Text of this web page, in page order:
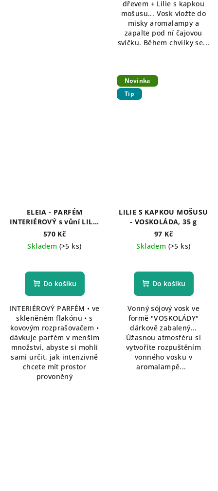
dřevem + Lilie s kapkou
mošusu... Vosk vložte do
misky aromalampy a
zapalte pod ní čajovou
svíčku. Během chvilky se...
ELEIA - PARFÉM
INTERIÉROVÝ s vůní LILIE
S KAPKOU MOŠUSU, 100
570 Kč
Skladem (>5 ks)
Do košíku
INTERIÉROVÝ PARFÉM • ve
skleněném flakónu • s
kovovým rozprašovačem •
dávkuje parfém v menším
množství, abyste si mohli
sami určit, jak intenzivně
chcete mít prostor
provoněný
Novinka
Tip
LILIE S KAPKOU MOŠUSU
- VOSKOLÁDA, 35 g
97 Kč
Skladem (>5 ks)
Do košíku
Vonný sójový vosk ve
formě "VOSKOLÁDY"
dárkově zabalený...
Úžasnou atmosféru si
vytvoříte rozpuštěním
vonného vosku v
aromalampě...